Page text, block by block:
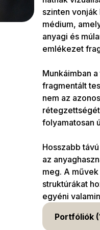
szinten
médium,
anyagi és
emlékezet
Munkáimban
fragmentált
nem az
folyamatosan
Hosszabb
az
meg. A
struktúrákat
egyéni
Portfóliók